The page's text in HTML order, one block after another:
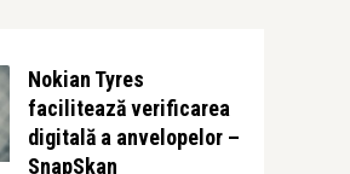
Nokian Tyres
facilitează verificarea
digitală a anvelopelor –
SnapSkan